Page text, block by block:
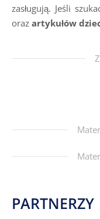
zasługują. Jeśli
oraz artykułów
PARTNERZY